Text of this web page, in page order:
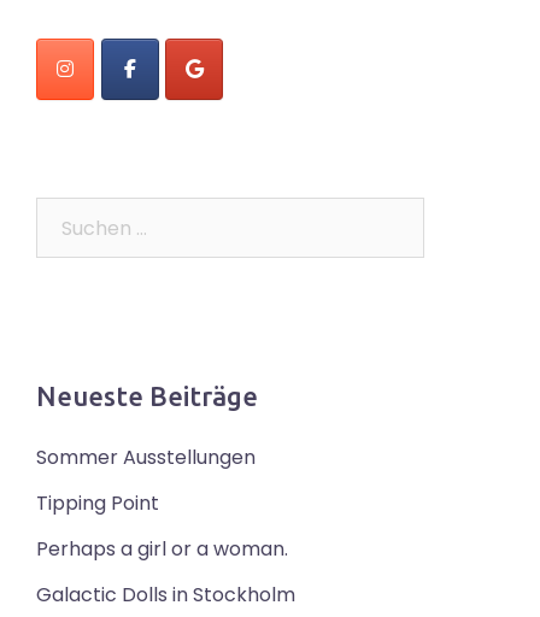
Neueste Beiträge
Sommer Ausstellungen
Tipping Point
Perhaps a girl or a woman.
Galactic Dolls in Stockholm